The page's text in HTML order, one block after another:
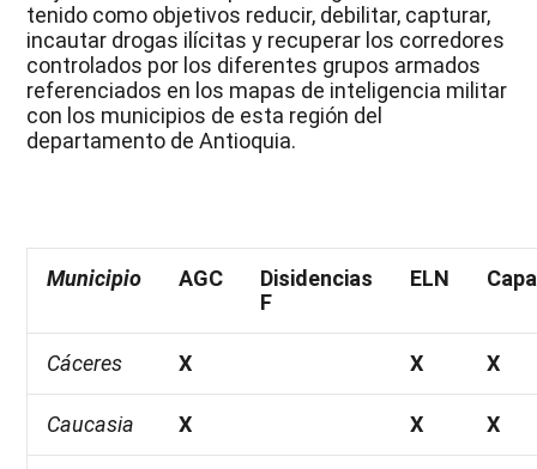
tenido como objetivos reducir, debilitar, capturar,
incautar drogas ilícitas y recuperar los corredores
controlados por los diferentes grupos armados
referenciados en los mapas de inteligencia militar
con los municipios de esta región del
departamento de Antioquia.
Municipio AGC
Disidencias
F
ELN
Cáceres X X X
Caucasia X X X